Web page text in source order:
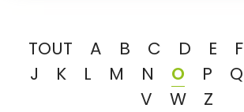
TOUT A B C D E F
J
K L M N O P Q
V
W Z